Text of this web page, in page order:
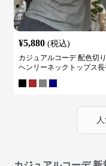
¥5,880 (税込)
カジュアルコーデ 配色切
ヘンリーネックトップス長